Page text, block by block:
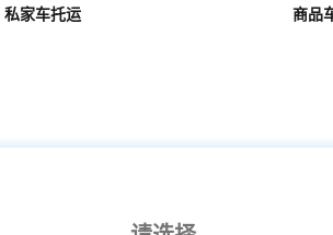
私家车托运 商品